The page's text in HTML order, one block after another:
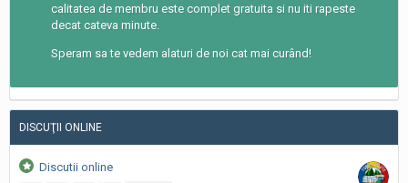
calitatea de membru este complet gratuita si nu iti rapeste
decat cateva minute.
Speram sa te vedem alaturi de noi cat mai curând!
DISCUŢII ONLINE
Discutii online